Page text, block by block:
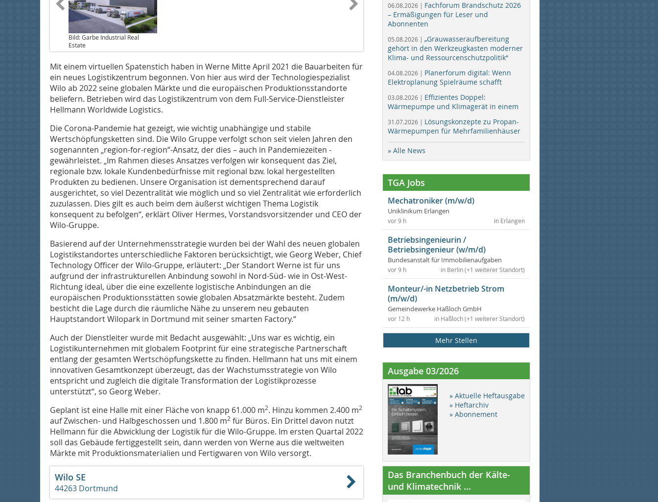
Bild: Garbe Industrial Real
Estate
Mit einem virtuellen Spatenstich haben in Werne Mitte April 2021 die Bauarbeiten für
ein neues Logistikzentrum begonnen. Von hier aus wird der Technologiespezialist
Wilo ab 2022 seine globalen Märkte und die europäischen Produktionsstandorte
beliefern. Betrieben wird das Logistikzentrum von dem Full-Service-Dienstleister
Hellmann Worldwide Logistics.
Die Corona-Pandemie hat gezeigt, wie wichtig unabhängige und stabile
Wertschöpfungsketten sind. Die Wilo Gruppe verfolgt schon seit vielen Jahren den
sogenannten „region-for-region“-Ansatz, der dies – auch in Pandemiezeiten -
gewährleistet. „Im Rahmen dieses Ansatzes verfolgen wir konsequent das Ziel,
regionale bzw. lokale Kundenbedürfnisse mit regional bzw. lokal hergestellten
Produkten zu bedienen. Unsere Organisation ist dementsprechend darauf
ausgerichtet, so viel Dezentralität wie möglich und so viel Zentralität wie erforderlich
zuzulassen. Dies gilt es auch beim dem äußerst wichtigen Thema Logistik
konsequent zu befolgen“, erklärt Oliver Hermes, Vorstandsvorsitzender und CEO der
Wilo-Gruppe.
Basierend auf der Unternehmensstrategie wurden bei der Wahl des neuen globalen
Logistikstandortes unterschiedliche Faktoren berücksichtigt, wie Georg Weber, Chief
Technology Officer der Wilo-Gruppe, erläutert: „Der Standort Werne ist für uns
aufgrund der infrastrukturellen Anbindung sowohl in Nord-Süd- wie in Ost-West-
Richtung ideal, über die eine exzellente logistische Anbindungen an die
europäischen Produktionsstätten sowie globalen Absatzmärkte besteht. Zudem
besticht die Lage durch die räumliche Nähe zu unserem neu gebauten
Hauptstandort Wilopark in Dortmund mit seiner smarten Factory.“
Auch der Dienstleiter wurde mit Bedacht ausgewählt: „Uns war es wichtig, ein
Logistikunternehmen mit globalem Footprint für eine strategische Partnerschaft
entlang der gesamten Wertschöpfungskette zu finden. Hellmann hat uns mit einem
innovativen Gesamtkonzept überzeugt, das der Wachstumsstrategie von Wilo
entspricht und zugleich die digitale Transformation der Logistikprozesse
unterstützt“, so Georg Weber.
Geplant ist eine Halle mit einer Fläche von knapp 61.000 m2. Hinzu kommen 2.400 m2
auf Zwischen- und Halbgeschossen und 1.800 m2 für Büros. Ein Drittel davon nutzt
Hellmann für die Abwicklung der Logistik für die Wilo-Gruppe. Im ersten Quartal 2022
soll das Gebäude fertiggestellt sein, dann werden von Werne aus die weltweiten
Märkte mit Produktionsmaterialien und Fertigwaren von Wilo versorgt.
Wilo SE
44263 Dortmund
06.08.2026 | Fachforum Brandschutz 2026
– Ermäßigungen für Leser und
Abonnenten
05.08.2026 | „Grauwasseraufbereitung
gehört in den Werkzeugkasten moderner
Klima- und Ressourcenschutzpolitik“
04.08.2026 | Planerforum digital: Wenn
Elektroplanung Spielräume schafft
03.08.2026 | Effizientes Doppel:
Wärmepumpe und Klimagerät in einem
31.07.2026 | Lösungskonzepte zu Propan-
Wärmepumpen für Mehrfamilienhäuser
» Alle News
TGA Jobs
Mechatroniker (m/w/d)
Uniklinikum Erlangen
in Erlangen
vor 9 h
Betriebsingenieurin /
Betriebsingenieur (w/m/d)
Bundesanstalt für Immobilienaufgaben
in Berlin (+1 weiterer Standort)
vor 9 h
Monteur/-in Netzbetrieb Strom
(m/w/d)
Gemeindewerke Haßloch GmbH
in Haßloch (+1 weiterer Standort)
vor 12 h
Mehr Stellen
Ausgabe 03/2026
» Aktuelle Heftausgabe
» Heftarchiv
» Abonnement
Das Branchenbuch der Kälte-
und Klimatechnik ...